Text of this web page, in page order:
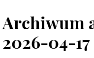
Archiwum
2026-04-17